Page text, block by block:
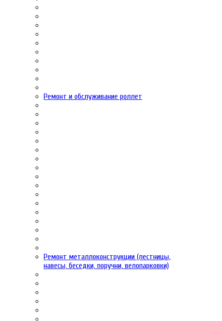
Ремонт и обслуживание роллет
Ремонт металлоконструкции (лестницы,
навесы, беседки, поручни, велопарковки)